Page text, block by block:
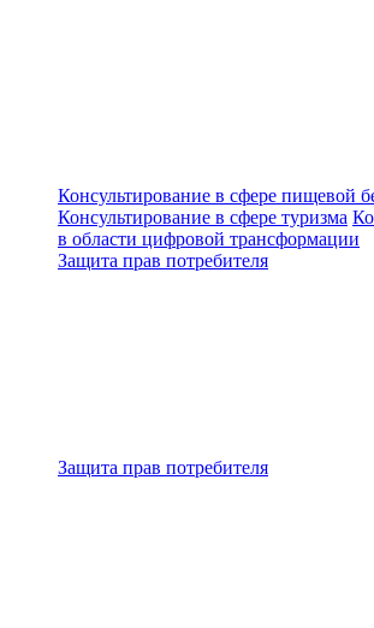
Консультирование в сфере пищевой
Консультирование в сфере туризма
в области цифровой трансформации
Защита прав потребителя
Защита прав потребителя